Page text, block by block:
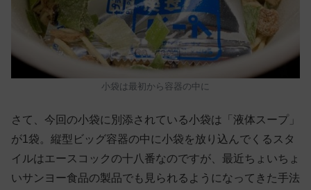
小袋は最初から容器の中に
さて、今回の小袋に別添されている小袋は「液体スープ」
が1袋。縦型ビッグ容器の中に小袋を放り込んでくるスタ
イルはエースコックの十八番なのですが、最近ちょいちょ
いサンヨー食品の製品でも見られるようになってきた手法